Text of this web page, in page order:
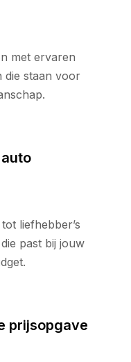
met ervaren
die staan voor
liefhebber’s
past bij jouw
prijsopgave